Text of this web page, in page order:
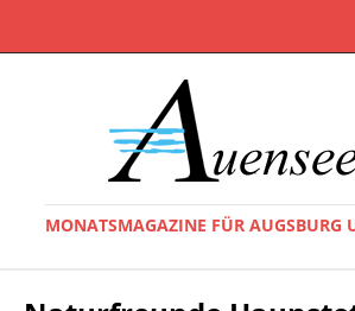
MONATSMAGAZINE FÜR AUGSBURG